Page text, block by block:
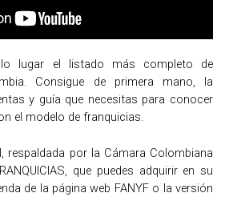
lugar el listado más completo de
Consigue de primera mano, la
y guía que necesitas para conocer
el modelo de franquicias.
respaldada por la Cámara Colombiana
que puedes adquirir en su
de la página web FANYF o la versión